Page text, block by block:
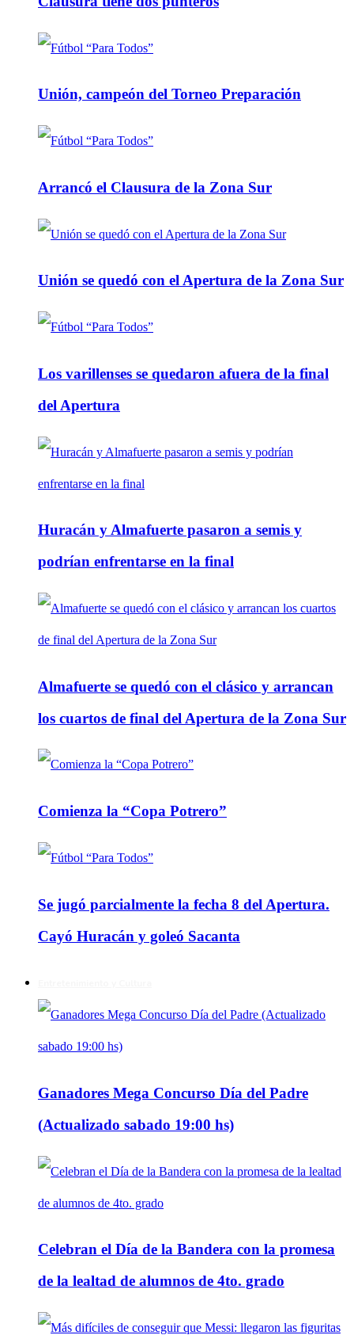
Unión, campeón del Torneo Preparación
Arrancó el Clausura de la Zona Sur
Unión se quedó con el Apertura de la Zona Sur
Los varillenses se quedaron afuera de la final
del Apertura
Huracán y Almafuerte pasaron a semis y
podrían enfrentarse en la final
Almafuerte se quedó con el clásico y arrancan
los cuartos de final del Apertura de la Zona Sur
Comienza la “Copa Potrero”
Se jugó parcialmente la fecha 8 del Apertura.
Cayó Huracán y goleó Sacanta
Ganadores Mega Concurso Día del Padre
(Actualizado sabado 19:00 hs)
Celebran el Día de la Bandera con la promesa
de la lealtad de alumnos de 4to. grado